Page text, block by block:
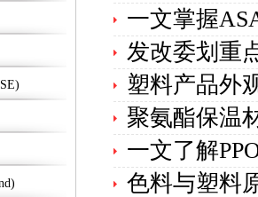
一文掌握
发改委划重
塑料产品外
聚氨酯保温
一文了解
色料与塑料